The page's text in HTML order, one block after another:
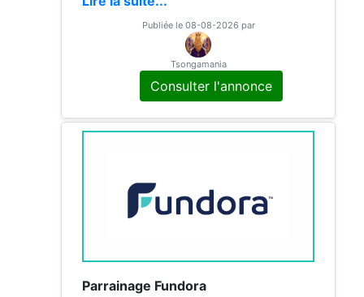
institutionnels ? Découvrez Fundora e
t bénéficiez d'un avantage exclusif gr
âce à mon parrainage ! ✨Votre avan
tage filleul ➡️ 10 % de réduction sur l
es frais de votre premier investissem
ent. ✅ Comment en profiter ? 1️⃣ Cli
quez sur mon lien de parrainage : htt
Publiée le 08-08-2026 par
Tsongamania
Consulter l'annonce
Parrainage Fundora